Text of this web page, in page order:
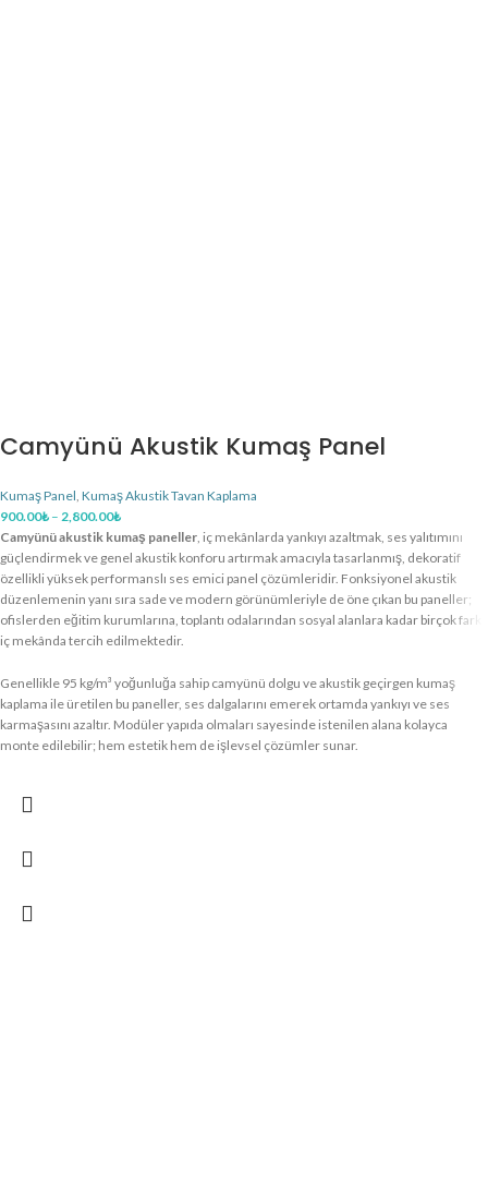
Camyünü Akustik Kumaş Panel
Kumaş Panel, Kumaş Akustik Tavan Kaplama
900.00₺ – 2,800.00₺
Camyünü akustik kumaş paneller, iç mekânlarda yankıyı azaltmak, ses yalıtımını
güçlendirmek ve genel akustik konforu artırmak amacıyla tasarlanmış, dekoratif
özellikli yüksek performanslı ses emici panel çözümleridir. Fonksiyonel akustik
düzenlemenin yanı sıra sade ve modern görünümleriyle de öne çıkan bu paneller;
ofislerden eğitim kurumlarına, toplantı odalarından sosyal alanlara kadar birçok farklı
iç mekânda tercih edilmektedir.
Genellikle 95 kg/m³ yoğunluğa sahip camyünü dolgu ve akustik geçirgen kumaş
kaplama ile üretilen bu paneller, ses dalgalarını emerek ortamda yankıyı ve ses
karmaşasını azaltır. Modüler yapıda olmaları sayesinde istenilen alana kolayca
monte edilebilir; hem estetik hem de işlevsel çözümler sunar.